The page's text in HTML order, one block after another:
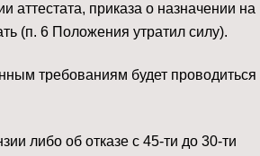
аттестата, приказа о назначении на
(п. 6 Положения утратил силу). ⠀
требованиям будет проводиться
либо об отказе с 45-ти до 30-ти